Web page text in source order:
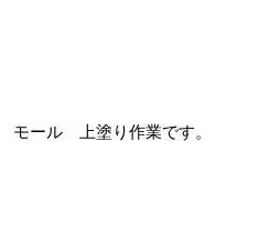
モール 上塗り作業です。